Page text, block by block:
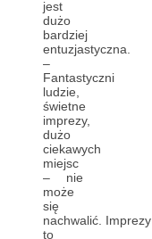
jest
dużo
bardziej
entuzjastyczna.
–
Fantastyczni
ludzie,
świetne
imprezy,
dużo
ciekawych
miejsc
– nie
może
się
nachwalić. Imprezy
to